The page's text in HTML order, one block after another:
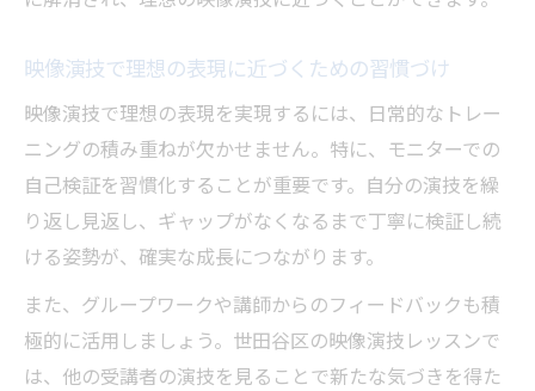
映像演技で理想の表現に近づくための習慣づけ
映像演技で理想の表現を実現するには、日常的なトレー
ニングの積み重ねが欠かせません。特に、モニターでの
自己検証を習慣化することが重要です。自分の演技を繰
り返し見返し、ギャップがなくなるまで丁寧に検証し続
ける姿勢が、確実な成長につながります。
また、グループワークや講師からのフィードバックも積
極的に活用しましょう。世田谷区の映像演技レッスンで
は、他の受講者の演技を見ることで新たな気づきを得た